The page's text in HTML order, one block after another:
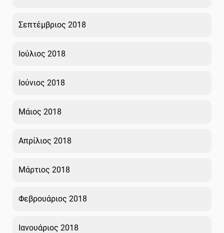
Σεπτέμβριος 2018
Ιούλιος 2018
Ιούνιος 2018
Μάιος 2018
Απρίλιος 2018
Μάρτιος 2018
Φεβρουάριος 2018
Ιανουάριος 2018